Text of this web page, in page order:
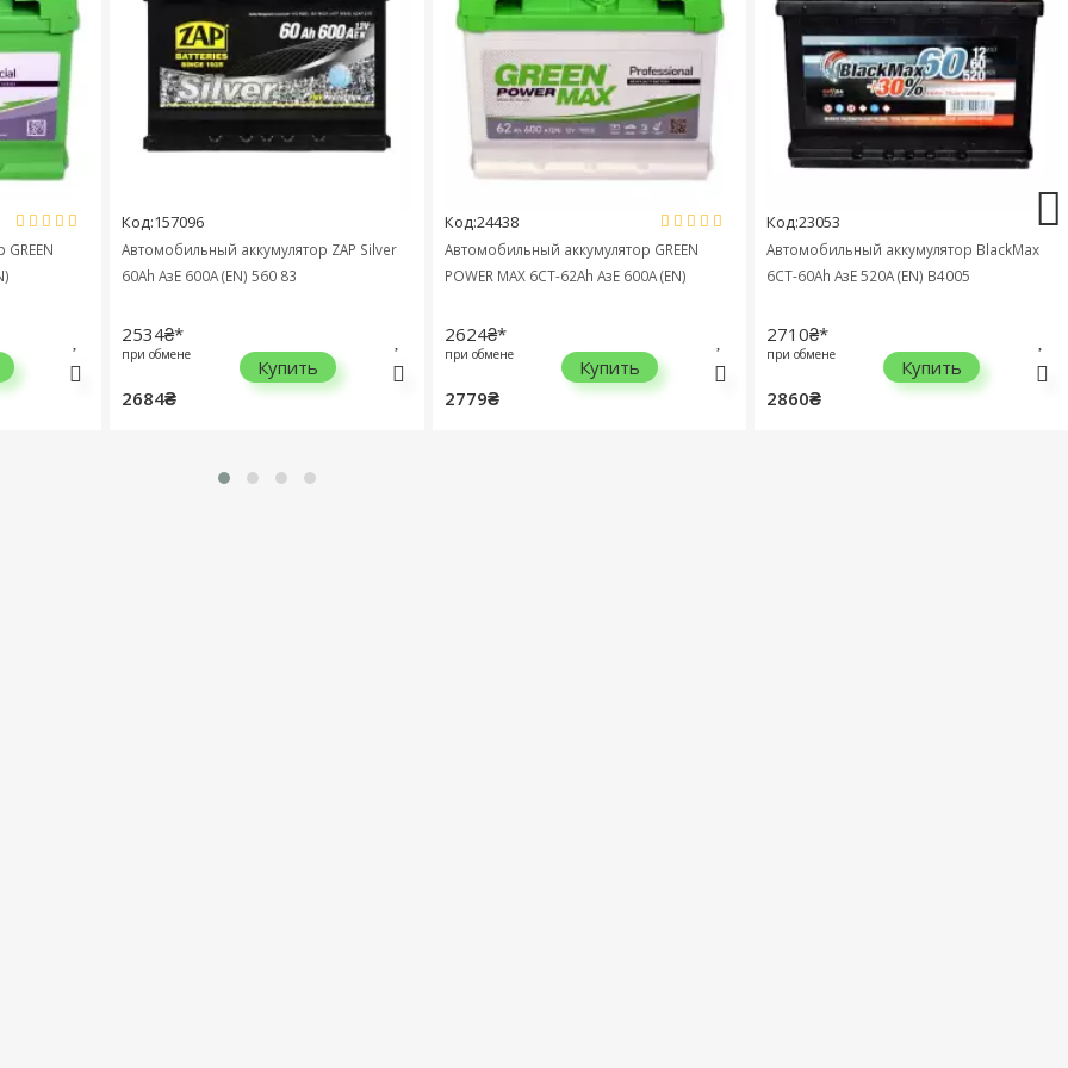
Код:157096
Автомобильный аккумулятор ZAP Silver
60Ah АзЕ 600A (EN) 560 83
2534₴*
при обмене
2684₴
Купить
Код:24438
Автомобильный аккумулятор GREEN
POWER MAX 6СТ-62Ah АзЕ 600A (EN)
2624₴*
при обмене
2779₴
Купить
Код:23053
Автомобильный аккумулятор BlackMax
6СТ-60Ah АзЕ 520A (EN) B4005
2710₴*
при обмене
2860₴
Купить